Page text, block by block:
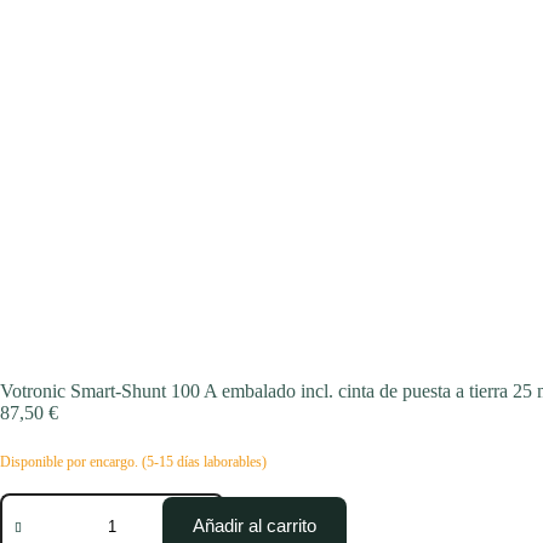
Votronic Smart-Shunt 100 A embalado incl. cinta de puesta a tierra 25
87,50 €
Disponible por encargo. (5-15 días laborables)
Votronic
Smart-
Añadir al carrito